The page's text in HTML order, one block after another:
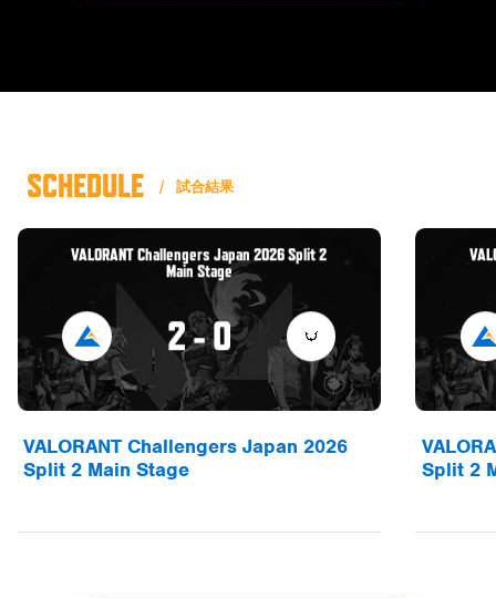
PARTNER
会社概要
お問合せ
プライバシーポリシー
SCHEDULE 試合結果
VALORANT Challengers Japan 2026 Split 2
Main Stage
2 - 0
VALORANT Challengers Japan 2026
Split 2 Main Stage
Split 2